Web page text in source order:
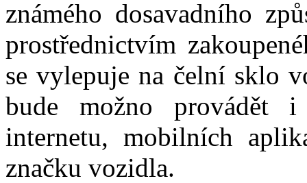
známého dosavadního
prostřednictvím
se vylepuje na čelní sklo
bude možno provádět i
internetu, mobilních
značku vozidla.